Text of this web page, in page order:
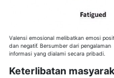
Valensi emosional melibatkan emosi
dan negatif. Bersumber dari pengalaman
informasi yang dialami secara pribadi.
Keterlibatan